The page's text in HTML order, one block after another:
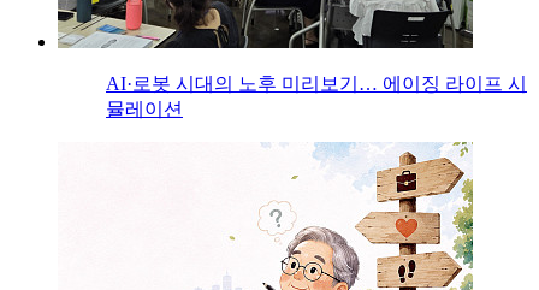
AI·로봇 시대의 노후 미리보기… 에이징 라이프 시
뮬레이션